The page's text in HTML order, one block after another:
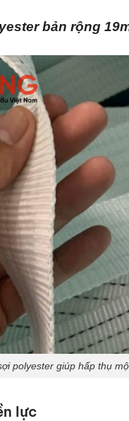
bản rộng
polyester giúp hấp thụ
lực